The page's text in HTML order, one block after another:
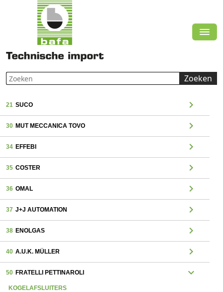
Zoeken
21 SUCO chevron_right
30 MUT MECCANICA TOVO chevron_right
34 EFFEBI chevron_right
35 COSTER chevron_right
36 OMAL chevron_right
37 J+J AUTOMATION chevron_right
38 ENOLGAS chevron_right
40 A.U.K. MÜLLER chevron_right
50 FRATELLI PETTINAROLI expand_more
KOGELAFSLUITERS